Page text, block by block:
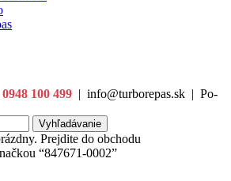
0948 100 499 | info@turborepas.sk | Po-
Vyhľadávanie
Prejdite do obchodu
“847671-0002”